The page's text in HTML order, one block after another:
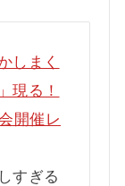
しまく
現る！
開催レ
すぎる